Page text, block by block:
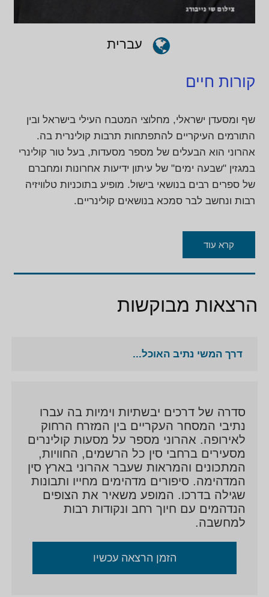
עברית
קורות חיים
שף ומסעדן ישראלי, מחלוצי המטבח העילי בישראל ובין
התורמים העיקריים להתפתחות תרבות קולינרית בה.
אהרוני הוא הבעלים של מספר מסעדות, בעל טור קולינרי
במגזין "שבעה ימים" של עיתון ידיעות אחרונות ומחברם
של ספרים רבים בנושאי בישול. מופיע בתוכניות טלוויזיה
רבות ונחשב לבר סמכא בנושאים קולינריים.
קרא עוד
הרצאות מבוקשות
דרך המשי נתיב האוכל...
סדרה של דרכים יבשתיות וימיות בה עברו
נתיבי המסחר העקריים בין המזרח הרחוק
לאירופה. אהרוני מספר על מסעות קולינרים
מסעירים ברחבי סין כל הרשמים, החוויות,
המתכונים והמראות שעבר אהרוני בארץ סין
המדהימה. סיפורים מדהימים מחייו ותבונות
שגילה בדרכו. המופע משאיר את הצופים
הנדהמים עם חיוך רחב ונקודות רבות
למחשבה.
הזמן הרצאה עכשיו